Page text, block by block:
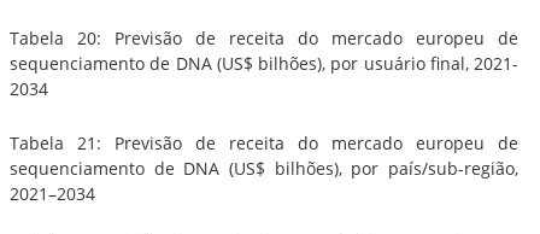
Tabela 20: Previsão de receita do mercado europeu de
sequenciamento de DNA (US$ bilhões), por usuário final, 2021-
2034
Tabela 21: Previsão de receita do mercado europeu de
sequenciamento de DNA (US$ bilhões), por país/sub-região,
2021–2034